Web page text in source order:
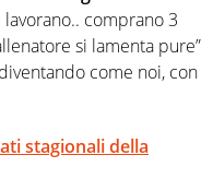
lavorano.. comprano 3
si lamenta pure”
come noi, con
stagionali della